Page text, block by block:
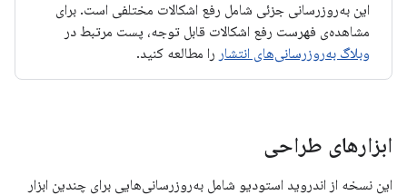
این به‌روزرسانی جزئی شامل رفع اشکالات مختلفی است. برای
مشاهده‌ی فهرست رفع اشکالات قابل توجه، پست مرتبط در
وبلاگ به‌روزرسانی‌های انتشار را مطالعه کنید.
ابزارهای طراحی
این نسخه از اندروید استودیو شامل به‌روزرسانی‌هایی برای چندین ابزار